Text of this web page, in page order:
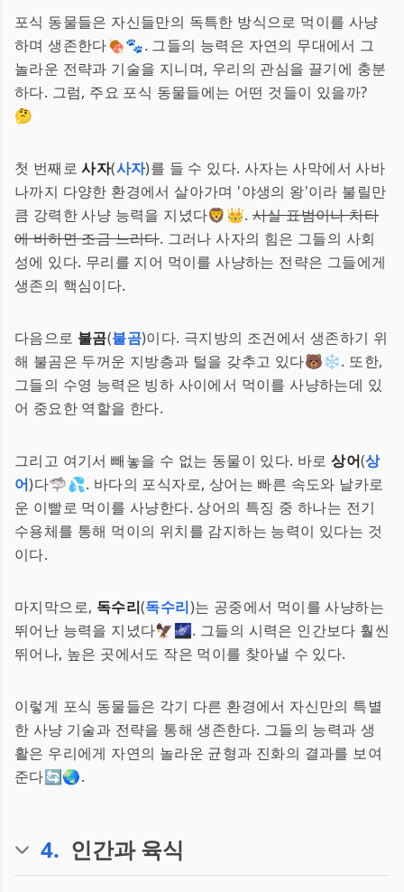
포식 동물들은 자신들만의 독특한 방식으로 먹이를 사냥
하며 생존한다🍖🐾. 그들의 능력은 자연의 무대에서 그
놀라운 전략과 기술을 지니며, 우리의 관심을 끌기에 충분
하다. 그럼, 주요 포식 동물들에는 어떤 것들이 있을까?
🤔
첫 번째로사자(사자)를 들 수 있다. 사자는 사막에서 사바
나까지 다양한 환경에서 살아가며 '야생의 왕'이라 불릴만
큼 강력한 사냥 능력을 지녔다🦁👑. 사실 표범이나 치타
에 비하면 조금 느리다. 그러나 사자의 힘은 그들의 사회
성에 있다. 무리를 지어 먹이를 사냥하는 전략은 그들에게
생존의 핵심이다.
다음으로 불곰(불곰)이다. 극지방의 조건에서 생존하기 위
해 불곰은 두꺼운 지방층과 털을 갖추고 있다🐻❄️. 또한,
그들의 수영 능력은 빙하 사이에서 먹이를 사냥하는데 있
어 중요한 역할을 한다.
그리고 여기서 빼놓을 수 없는 동물이 있다. 바로상어(상
어)다🦈💦. 바다의 포식자로, 상어는 빠른 속도와 날카로
운 이빨로 먹이를 사냥한다. 상어의 특징 중 하나는 전기
수용체를 통해 먹이의 위치를 감지하는 능력이 있다는 것
이다.
마지막으로, 독수리(독수리)는 공중에서 먹이를 사냥하는
뛰어난 능력을 지녔다🦅🌌. 그들의 시력은 인간보다 훨씬
뛰어나, 높은 곳에서도 작은 먹이를 찾아낼 수 있다.
이렇게 포식 동물들은 각기 다른 환경에서 자신만의 특별
한 사냥 기술과 전략을 통해 생존한다. 그들의 능력과 생
활은 우리에게 자연의 놀라운 균형과 진화의 결과를 보여
준다🔄🌏.
4. 인간과 육식